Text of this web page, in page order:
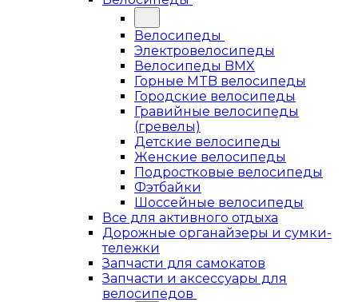
Велосипеды
Электровелосипеды
Велосипеды BMX
Горные MTB велосипеды
Городские велосипеды
Гравийные велосипеды
(гревелы)
Детские велосипеды
Женские велосипеды
Подростковые велосипеды
Фэтбайки
Шоссейные велосипеды
Все для активного отдыха
Дорожные органайзеры и сумки-
тележки
Запчасти для самокатов
Запчасти и аксессуары для
велосипедов